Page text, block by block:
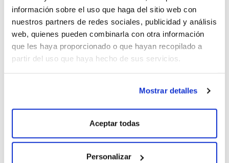
información sobre el uso que haga del sitio web con
nuestros partners de redes sociales, publicidad y análisis
web, quienes pueden combinarla con otra información
que les haya proporcionado o que hayan recopilado a
partir del uso que haya hecho de sus servicios.
Mostrar detalles
Aceptar todas
Personalizar
VINO Y FRUTA, UN MARIDAJE
DESCONOCIDO